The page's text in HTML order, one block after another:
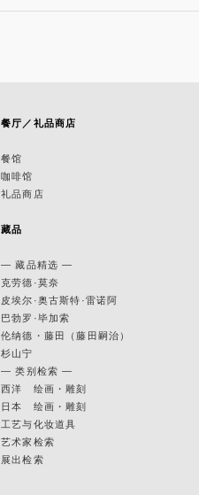
餐厅／礼品商店
餐馆
咖啡馆
礼品商店
藏品
— 藏品精选 —
克劳德·莫奈
皮埃尔·奥古斯特·雷诺阿
巴勃罗·毕加索
伦纳德・藤田（藤田嗣治）
杉山宁
— 类别检索 —
西洋 绘画・雕刻
日本 绘画・雕刻
工艺与化妆道具
艺术家检索
展出检索